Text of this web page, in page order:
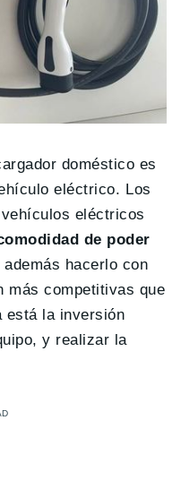
doméstico es
ículo eléctrico. Los
ículos eléctricos
de poder
además hacerlo con
más competitivas que
está la inversión
y realizar la